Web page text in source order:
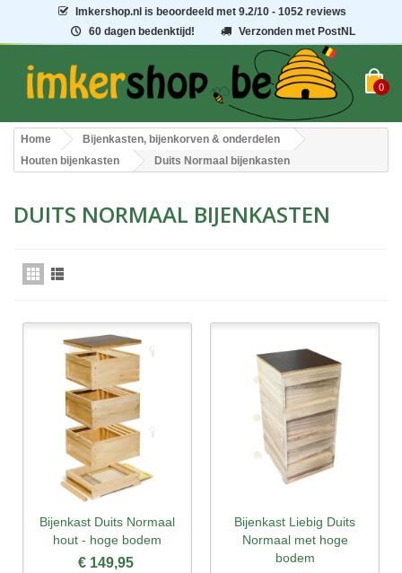
Imkershop.nl is beoordeeld met9.2/10 - 1052 reviews
60 dagen bedenktijd!
Verzonden met PostNL
0
Home
Bijenkasten, bijenkorven & onderdelen
Houten bijenkasten
Duits Normaal bijenkasten
DUITS NORMAAL BIJENKASTEN
Bijenkast Duits Normaal
hout - hoge bodem
€ 149,95
Bijenkast Liebig Duits
Normaal met hoge
bodem